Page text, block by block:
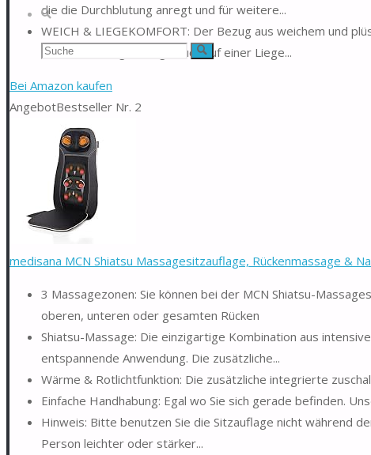
Suche
Suchen
nach:
Suche
die die Durchblutung anregt und für weitere...
WEICH & LIEGEKOMFORT: Der Bezug aus weichem und
Sie das Massageauflage auch auf einer Liege...
Bei Amazon kaufen
AngebotBestseller Nr. 2
medisana MCN Shiatsu Massagesitzauflage, Rückenmassage &
3 Massagezonen: Sie können bei der MCN Shiatsu-
oberen, unteren oder gesamten Rücken
Shiatsu-Massage: Die einzigartige Kombination aus
entspannende Anwendung. Die zusätzliche...
Wärme & Rotlichtfunktion: Die zusätzliche integrierte
Einfache Handhabung: Egal wo Sie sich gerade befinden.
Hinweis: Bitte benutzen Sie die Sitzauflage nicht während
Person leichter oder stärker...